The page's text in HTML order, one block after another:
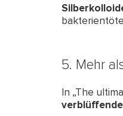
5. Mehr
In „The